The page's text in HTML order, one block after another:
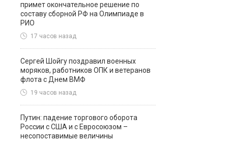
примет окончательное решение по
составу сборной РФ на Олимпиаде в
РИО
17 часов назад
Сергей Шойгу поздравил военных
моряков, работников ОПК и ветеранов
флота с Днем ВМФ
19 часов назад
Путин: падение торгового оборота
России с США и с Евросоюзом –
несопоставимые величины